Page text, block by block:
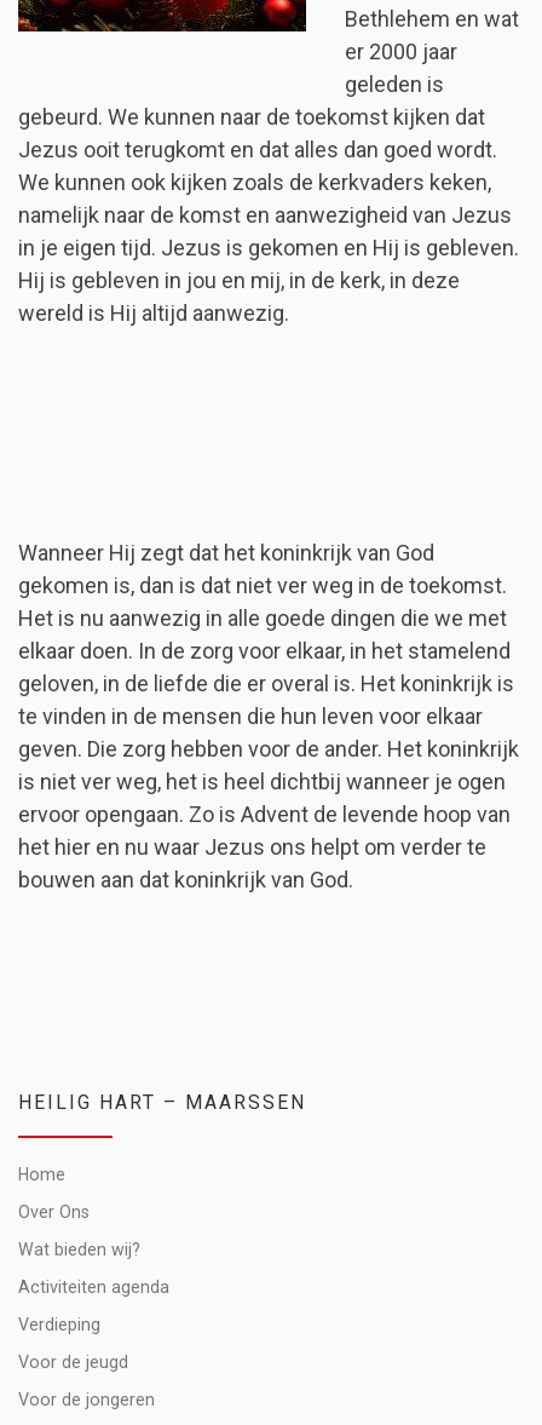
Bethlehem en wat
er 2000 jaar
geleden is
gebeurd. We kunnen naar de toekomst kijken dat
Jezus ooit terugkomt en dat alles dan goed wordt.
We kunnen ook kijken zoals de kerkvaders keken,
namelijk naar de komst en aanwezigheid van Jezus
in je eigen tijd. Jezus is gekomen en Hij is gebleven.
Hij is gebleven in jou en mij, in de kerk, in deze
wereld is Hij altijd aanwezig.
Wanneer Hij zegt dat het koninkrijk van God
gekomen is, dan is dat niet ver weg in de toekomst.
Het is nu aanwezig in alle goede dingen die we met
elkaar doen. In de zorg voor elkaar, in het stamelend
geloven, in de liefde die er overal is. Het koninkrijk is
te vinden in de mensen die hun leven voor elkaar
geven. Die zorg hebben voor de ander. Het koninkrijk
is niet ver weg, het is heel dichtbij wanneer je ogen
ervoor opengaan. Zo is Advent de levende hoop van
het hier en nu waar Jezus ons helpt om verder te
bouwen aan dat koninkrijk van God.
HEILIG HART – MAARSSEN
Home
Over Ons
Wat bieden wij?
Activiteiten agenda
Verdieping
Voor de jeugd
Voor de jongeren